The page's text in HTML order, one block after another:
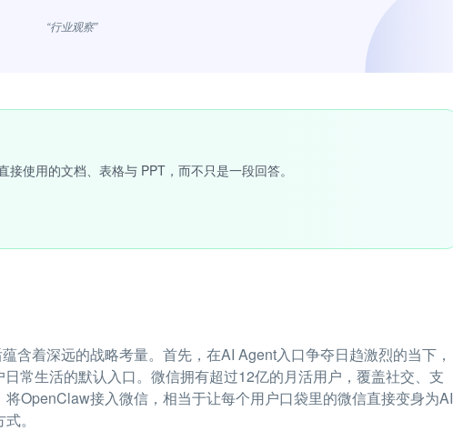
“行业观察”
使用的文档、表格与 PPT，而不只是一段回答。
含着深远的战略考量。首先，在AI Agent入口争夺日趋激烈的当下，
常生活的默认入口。微信拥有超过12亿的月活用户，覆盖社交、支
OpenClaw接入微信，相当于让每个用户口袋里的微信直接变身为AI
。